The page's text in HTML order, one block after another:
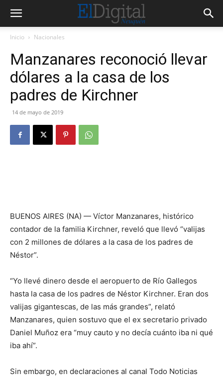
Inicio Nacionales
Manzanares reconoció llevar
dólares a la casa de los
padres de Kirchner
14 de mayo de 2019
BUENOS AIRES (NA) — Víctor Manzanares, histórico
contador de la familia Kirchner, reveló que llevó “valijas
con 2 millones de dólares a la casa de los padres de
Néstor”.
“Yo llevé dinero desde el aeropuerto de Río Gallegos
hasta la casa de los padres de Néstor Kirchner. Eran dos
valijas gigantescas, de las más grandes”, relató
Manzanares, quien sostuvo que el ex secretario privado
Daniel Muñoz era “muy cauto y no decía cuánto iba ni qué
iba ahí”.
Sin embargo, en declaraciones al canal Todo Noticias